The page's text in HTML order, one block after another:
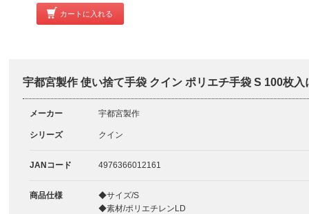
カートに入れる
宇都宮製作 使い捨て手袋 クイン ポリエチ手袋 S 100枚入
メーカー 宇都宮製作
シリーズ クイン
JANコード 4976366012161
商品仕様
◆サイズ/S
◆素材/ポリエチレンLD